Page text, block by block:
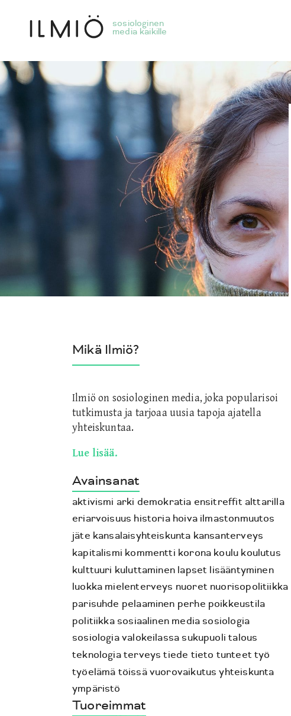
Mikä Ilmiö?
Ilmiö on sosiologinen media, joka popularisoi
tutkimusta ja tarjoaa uusia tapoja ajatella
yhteiskuntaa.
Lue lisää.
Avainsanat
aktivismi arki demokratia ensitreffit alttarilla
eriarvoisuus historia hoiva ilmastonmuutos
jäte kansalaisyhteiskunta kansanterveys
kapitalismi kommentti korona koulu koulutus
kulttuuri kuluttaminen lapset lisääntyminen
luokka mielenterveys nuoret nuorisopolitiikka
parisuhde pelaaminen perhe poikkeustila
politiikka sosiaalinen media sosiologia
sosiologia valokeilassa sukupuoli talous
teknologiaterveys tiede tieto tunteet työ
työelämä töissä vuorovaikutus yhteiskunta
ympäristö
Tuoreimmat